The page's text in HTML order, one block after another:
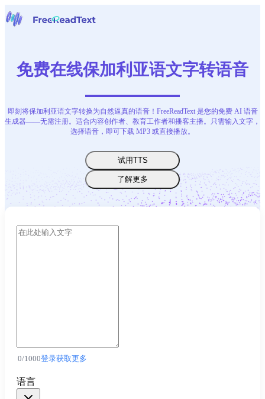
语音转文字
工具
联系我们
免费在线保加利亚语文字转语音
即刻将保加利亚语文字转换为自然逼真的语音！FreeReadText 是您的免费 AI 语音
生成器——无需注册。适合内容创作者、教育工作者和播客主播。只需输入文字，
选择语音，即可下载 MP3 或直接播放。
试用TTS
了解更多
0/1000登录获取更多
语言